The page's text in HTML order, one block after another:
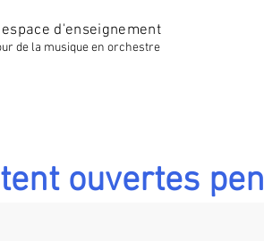
espace d'enseignement
de la musique en orchestre
ouvertes